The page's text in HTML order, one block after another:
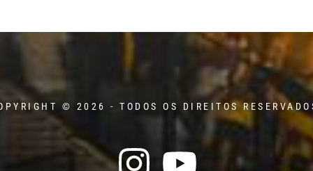
© 2026 - TODOS OS DIREITOS